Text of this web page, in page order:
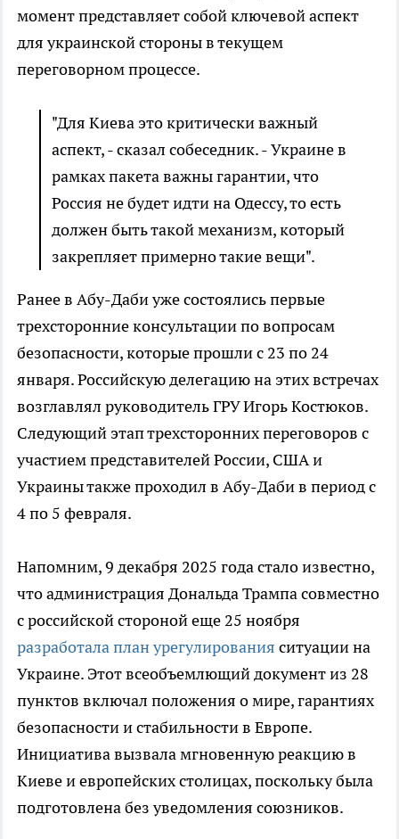
момент представляет собой ключевой аспект
для украинской стороны в текущем
переговорном процессе.
"Для Киева это критически важный
аспект, - сказал собеседник. - Украине в
рамках пакета важны гарантии, что
Россия не будет идти на Одессу, то есть
должен быть такой механизм, который
закрепляет примерно такие вещи".
Ранее в Абу-Даби уже состоялись первые
трехсторонние консультации по вопросам
безопасности, которые прошли с 23 по 24
января. Российскую делегацию на этих встречах
возглавлял руководитель ГРУ Игорь Костюков.
Следующий этап трехсторонних переговоров с
участием представителей России, США и
Украины также проходил в Абу-Даби в период с
4 по 5 февраля.
Напомним, 9 декабря 2025 года стало известно,
что администрация Дональда Трампа совместно
с российской стороной еще 25 ноября
разработала план урегулирования ситуации на
Украине. Этот всеобъемлющий документ из 28
пунктов включал положения о мире, гарантиях
безопасности и стабильности в Европе.
Инициатива вызвала мгновенную реакцию в
Киеве и европейских столицах, поскольку была
подготовлена без уведомления союзников.